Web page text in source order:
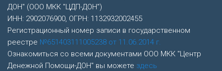
ДОН" (ООО МКК "ЦДП-ДОН")
ИНН: 2902076900, ОГРН: 1132932002455
Регистрационный номер записи в государственном
реестре №651403111005238 от 11.06.2014 г.
Ознакомиться со всеми документами ООО МКК "Центр
Денежной Помощи-ДОН" вы можете здесь